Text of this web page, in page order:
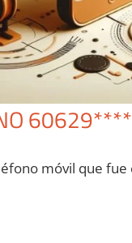
60629****
móvil quе fue